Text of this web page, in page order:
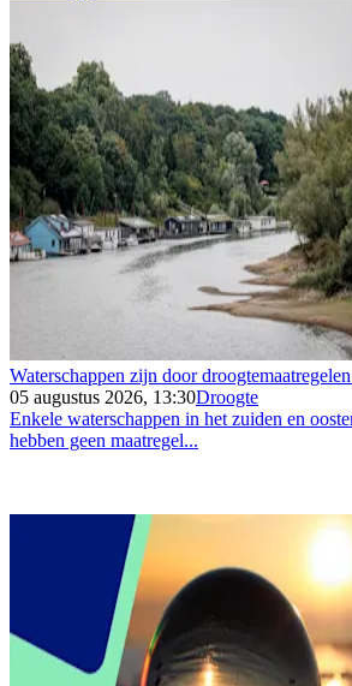
Waterschappen zijn door
05 augustus 2026, 13:30Droogte
Enkele waterschappen in het zuiden en
hebben geen maatregel...